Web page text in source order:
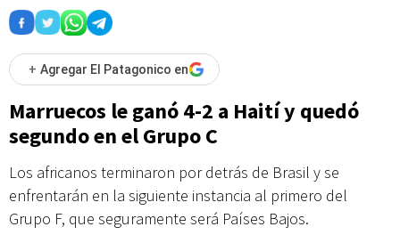
+ Agregar El Patagonico en
Marruecos le ganó 4-2 a Haití y quedó
segundo en el Grupo C
Los africanos terminaron por detrás de Brasil y se
enfrentarán en la siguiente instancia al primero del
Grupo F, que seguramente será Países Bajos.